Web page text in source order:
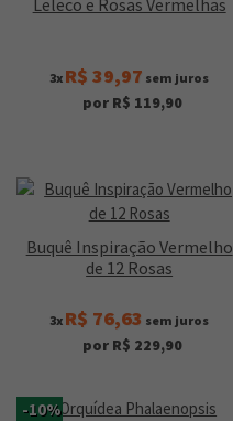
Leleco e Rosas Vermelhas
3x R$ 39,97 sem juros
por R$ 119,90
Buquê Inspiração Vermelho
de 12 Rosas
3x R$ 76,63 sem juros
por R$ 229,90
-10%